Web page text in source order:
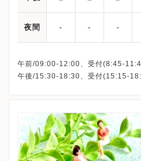
夜間 - - -
午前/09:00-12:00、受付(8:45-
午後/15:30-18:30、受付(15:15-
※詳細はクリニックHPを確認、ま